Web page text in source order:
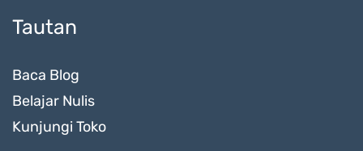
Tautan
Baca Blog
Belajar Nulis
Kunjungi Toko